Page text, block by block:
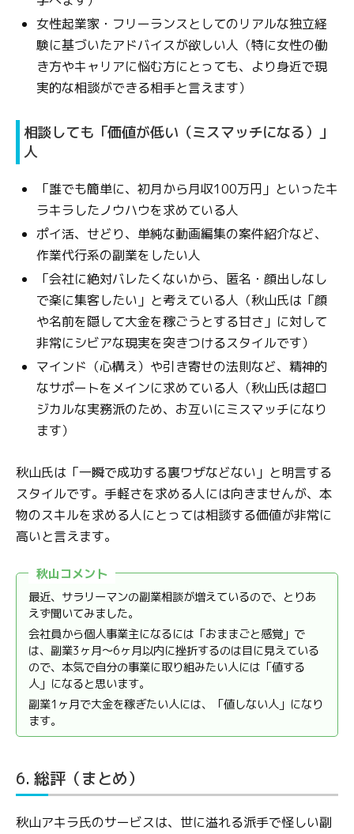
女性起業家・フリーランスとしてのリアルな独立経
験に基づいたアドバイスが欲しい人（特に女性の働
き方やキャリアに悩む方にとっても、より身近で現
実的な相談ができる相手と言えます）
相談しても「価値が低い（ミスマッチになる）」
人
「誰でも簡単に、初月から月収100万円」といったキ
ラキラしたノウハウを求めている人
ポイ活、せどり、単純な動画編集の案件紹介など、
作業代行系の副業をしたい人
「会社に絶対バレたくないから、匿名・顔出しなし
で楽に集客したい」と考えている人（秋山氏は「顔
や名前を隠して大金を稼ごうとする甘さ」に対して
非常にシビアな現実を突きつけるスタイルです）
マインド（心構え）や引き寄せの法則など、精神的
なサポートをメインに求めている人（秋山氏は超ロ
ジカルな実務派のため、お互いにミスマッチになり
ます）
秋山氏は「一瞬で成功する裏ワザなどない」と明言する
スタイルです。手軽さを求める人には向きませんが、本
物のスキルを求める人にとっては相談する価値が非常に
高いと言えます。
秋山コメント
最近、サラリーマンの副業相談が増えているので、とりあ
えず聞いてみました。
会社員から個人事業主になるには「おままごと感覚」で
は、副業3ヶ月〜6ヶ月以内に挫折するのは目に見えている
ので、本気で自分の事業に取り組みたい人には「値する
人」になると思います。
副業1ヶ月で大金を稼ぎたい人には、「値しない人」になり
ます。
6. 総評（まとめ）
秋山アキラ氏のサービスは、世に溢れる派手で怪しい副